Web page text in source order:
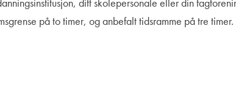
på to timer, og anbefalt tidsramme på tre timer.